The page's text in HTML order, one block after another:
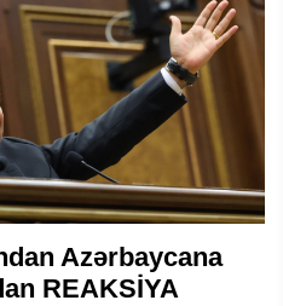
Azərbaycana
REAKSİYA